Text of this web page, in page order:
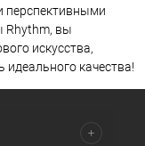
перспективными
Rhythm, вы
искусства,
качества!